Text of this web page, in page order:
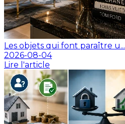
Les objets qui font paraître u...
2026-08-04
Lire l'article